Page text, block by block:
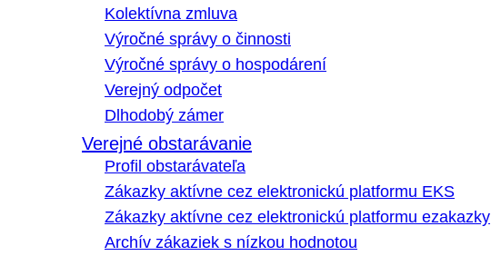
Kolektívna zmluva
Výročné správy o činnosti
Výročné správy o hospodárení
Verejný odpočet
Dlhodobý zámer
Verejné obstarávanie
Profil obstarávateľa
Zákazky aktívne cez elektronickú platformu EKS
Zákazky aktívne cez elektronickú platformu ezakazky
Archív zákaziek s nízkou hodnotou